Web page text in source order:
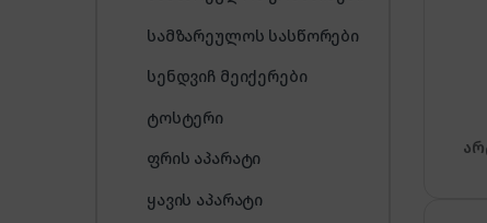
სამზარეულოს სასწორები
სენდვიჩ მეიქერები
ტოსტერი
ფრის აპარატი
ყავის აპარატი